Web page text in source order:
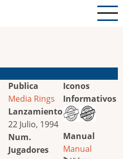
Publica
Media Rings
Lanzamiento
22 Julio, 1994
Num.
Jugadores
Iconos
Informativos
Manual
Manual